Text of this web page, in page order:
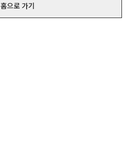
홈으로 가기